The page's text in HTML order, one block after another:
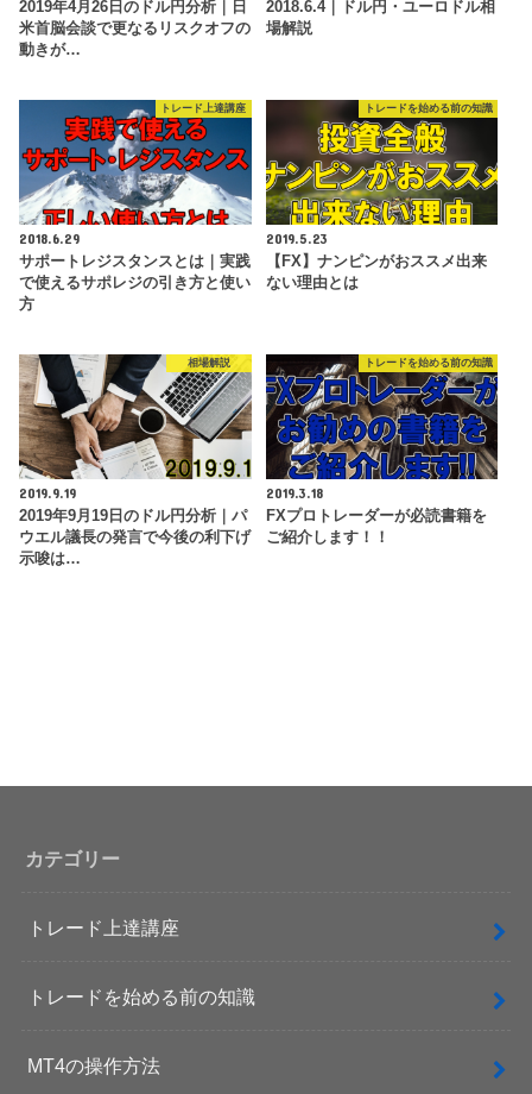
2019年4月26日のドル円分析｜日
米首脳会談で更なるリスクオフの
動きが…
2018.6.4｜ドル円・ユーロドル相
場解説
トレード上達講座
2018.6.29
サポートレジスタンスとは｜実践
で使えるサポレジの引き方と使い
方
トレードを始める前の知識
2019.5.23
【FX】ナンピンがおススメ出来
ない理由とは
相場解説
2019.9.19
2019年9月19日のドル円分析｜パ
ウエル議長の発言で今後の利下げ
示唆は…
トレードを始める前の知識
2019.3.18
FXプロトレーダーが必読書籍を
ご紹介します！！
カテゴリー
トレード上達講座
トレードを始める前の知識
MT4の操作方法